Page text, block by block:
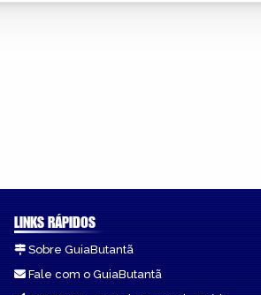
LINKS RÁPIDOS
Sobre GuiaButantã
Fale com o GuiaButantã